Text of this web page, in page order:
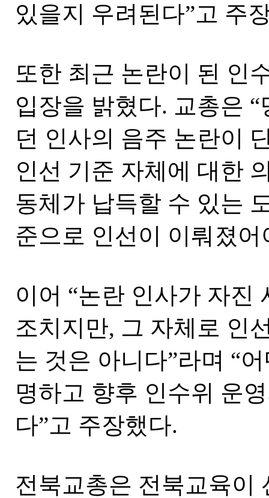
있을지 우려된다”고 주
또한 최근 논란이 된 인
입장을 밝혔다. 교총은
던 인사의 음주 논란이
인선 기준 자체에 대한
동체가 납득할 수 있는
준으로 인선이 이뤄졌
이어 “논란 인사가 자진
조치지만, 그 자체로 인
는 것은 아니다”라며 “
명하고 향후 인수위 운
다”고 주장했다.
전북교총은 전북교육이